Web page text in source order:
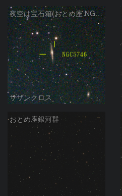
夜空は宝石箱(おとめ座 NGC5746) Seestar50
サザンクロス
おとめ座銀河群